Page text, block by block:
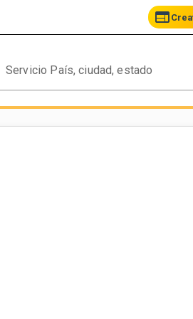
web